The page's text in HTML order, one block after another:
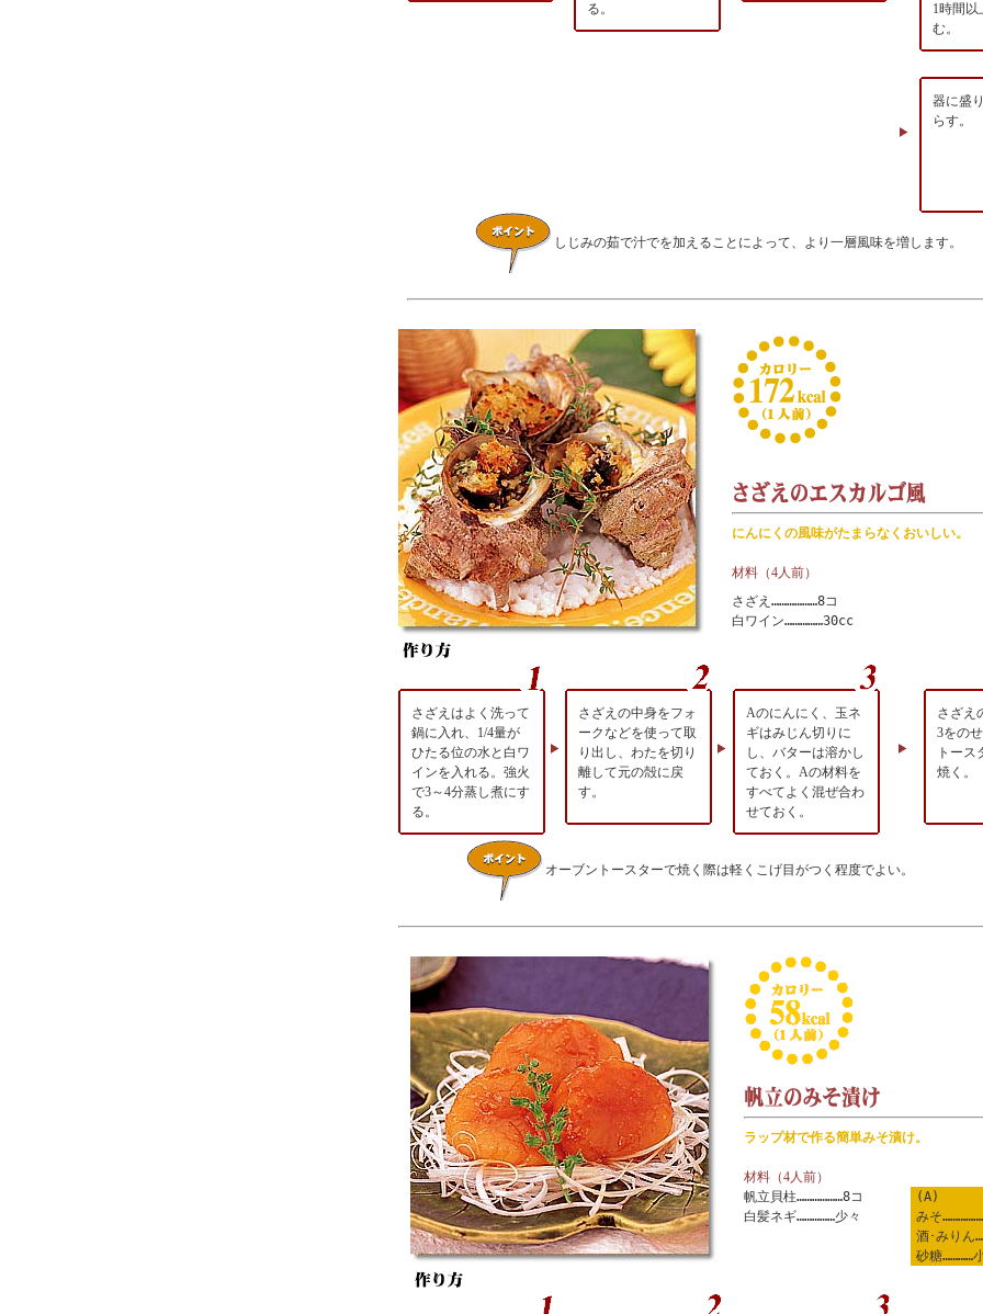
る。
1時間以
む。
器に盛
らす。
しじみの茹で汁でを加えることによって、より一層風味を増します。
にんにくの風味がたまらなくおいしい。
材料（4人前）
さざえ………………8コ
白ワイン……………30cc
さざえはよく洗って
鍋に入れ、1/4量が
ひたる位の水と白ワ
インを入れる。強火
で3～4分蒸し煮にす
る。
さざえの中身をフォ
ークなどを使って取
り出し、わたを切り
離して元の殻に戻
す。
Aのにんにく、玉ネ
ギはみじん切りに
し、バターは溶かし
ておく。Aの材料を
すべてよく混ぜ合わ
せておく。
さざえ
3をの
トース
焼く。
オーブントースターで焼く際は軽くこげ目がつく程度でよい。
ラップ材で作る簡単みそ漬け。
材料（4人前）
帆立貝柱………………8コ
白髪ネギ……………少々
(A)
みそ
酒･みりん
砂糖…………